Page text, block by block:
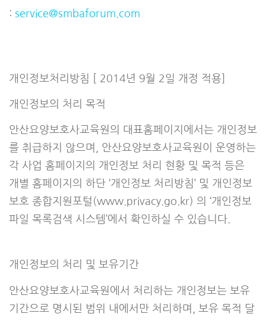
: service@smbaforum.com
개인정보처리방침 [ 2014년 9월 2일 개정 적용]
개인정보의 처리 목적
안산요양보호사교육원의 대표홈페이지에서는 개인정보
를 취급하지 않으며, 안산요양보호사교육원이 운영하는
각 사업 홈페이지의 개인정보 처리 현황 및 목적 등은
개별 홈페이지의 하단 ‘개인정보 처리방침’ 및 개인정보
보호 종합지원포털(www.privacy.go.kr) 의 ‘개인정보
파일 목록검색 시스템’에서 확인하실 수 있습니다.
개인정보의 처리 및 보유기간
안산요양보호사교육원에서 처리하는 개인정보는 보유
기간으로 명시된 범위 내에서만 처리하며, 보유 목적 달